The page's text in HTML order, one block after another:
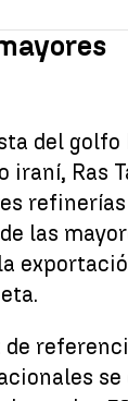
del golfo
Ras
las
se